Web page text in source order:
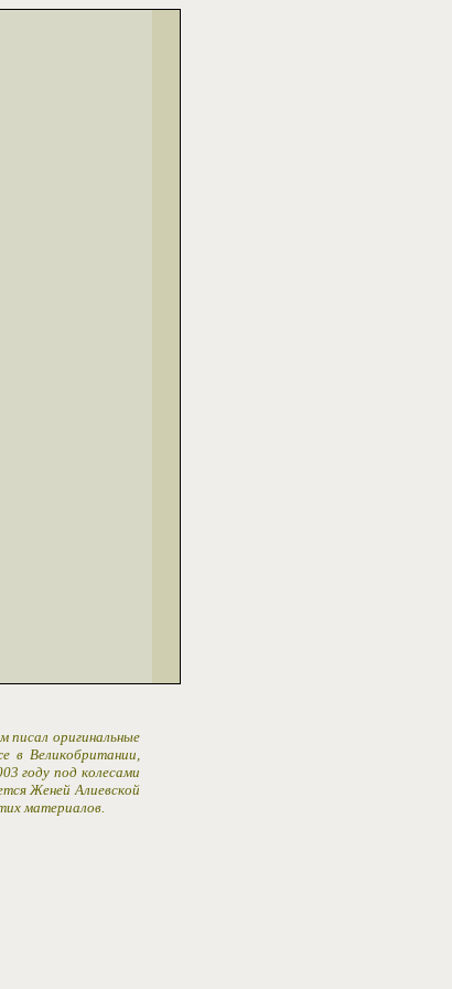
писал оригинальные
в Великобритании,
году под колесами
Женей Алиевской
материалов.